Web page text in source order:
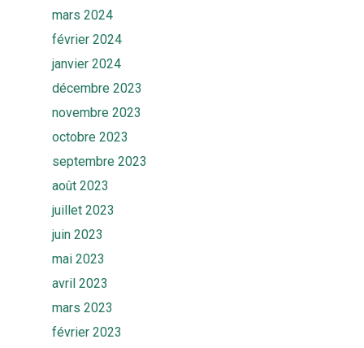
mars 2024
février 2024
janvier 2024
décembre 2023
novembre 2023
octobre 2023
septembre 2023
août 2023
juillet 2023
juin 2023
mai 2023
avril 2023
mars 2023
février 2023